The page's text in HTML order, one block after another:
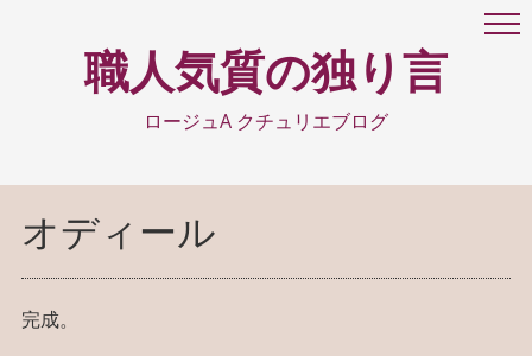
職人気質の独り言
ロージュA クチュリエブログ
オディール
完成。